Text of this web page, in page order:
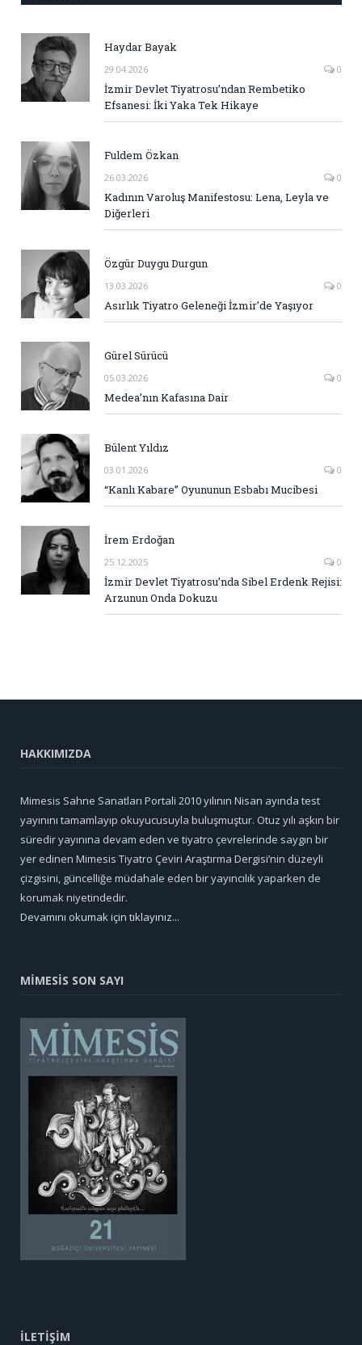
Haydar Bayak
29.04.2026 0
İzmir Devlet Tiyatrosu’ndan Rembetiko
Efsanesi: İki Yaka Tek Hikaye
Fuldem Özkan
26.03.2026 0
Kadının Varoluş Manifestosu: Lena, Leyla ve
Diğerleri
Özgür Duygu Durgun
13.03.2026 0
Asırlık Tiyatro Geleneği İzmir’de Yaşıyor
Gürel Sürücü
05.03.2026 0
Medea’nın Kafasına Dair
Bülent Yıldız
03.01.2026 0
“Kanlı Kabare” Oyununun Esbabı Mucibesi
İrem Erdoğan
25.12.2025 0
İzmir Devlet Tiyatrosu’nda Sibel Erdenk Rejisi:
Arzunun Onda Dokuzu
HAKKIMIZDA
Mimesis Sahne Sanatları Portali 2010 yılının Nisan ayında test
yayınını tamamlayıp okuyucusuyla buluşmuştur. Otuz yılı aşkın bir
süredir yayınına devam eden ve tiyatro çevrelerinde saygın bir
yer edinen Mimesis Tiyatro Çeviri Araştırma Dergisi’nin düzeyli
çizgisini, güncelliğe müdahale eden bir yayıncılık yaparken de
korumak niyetindedir.
Devamını okumak için tıklayınız...
MİMESİS SON SAYI
İLETİŞİM